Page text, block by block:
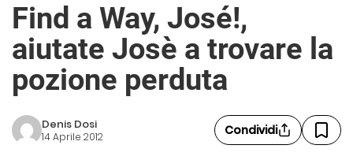
Find a Way, José!,
aiutate Josè a trovare la
pozione perduta
Denis Dosi
14 Aprile 2012 Condividi